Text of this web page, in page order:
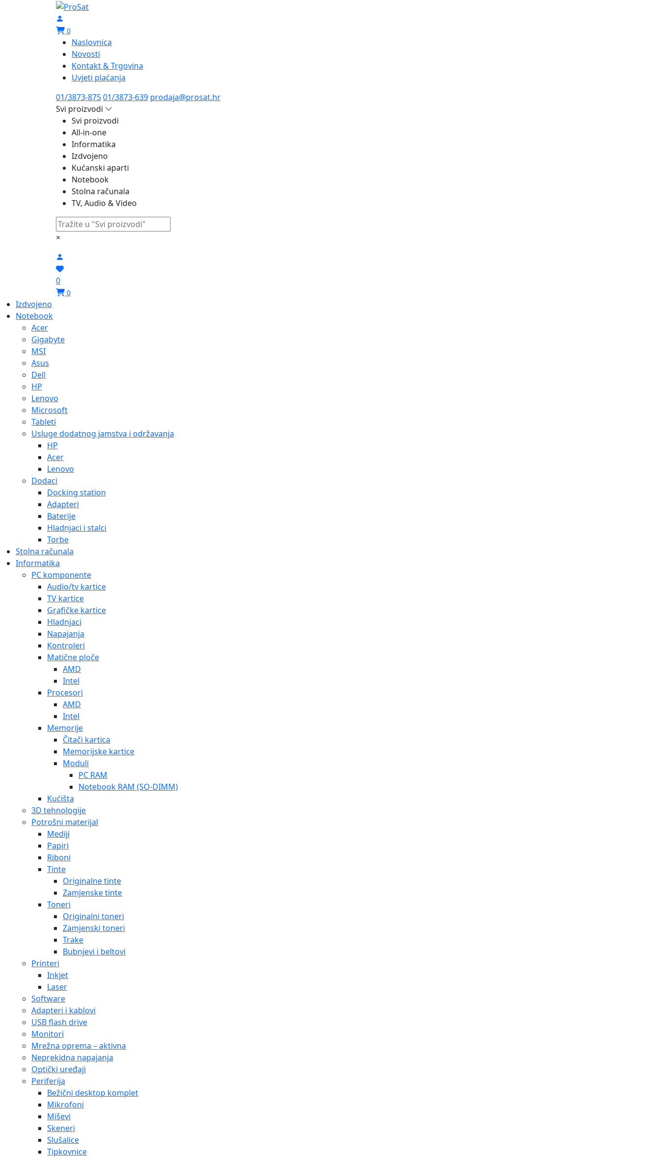
0
Naslovnica
Novosti
Kontakt & Trgovina
Uvjeti plaćanja
01/3873-87501/3873-639 prodaja@prosat.hr
Svi proizvodi
Svi proizvodi
All-in-one
Informatika
Izdvojeno
Kućanski aparti
Notebook
Stolna računala
TV, Audio & Video
×
0
0
Izdvojeno
Notebook
Acer
Gigabyte
MSI
Asus
Dell
HP
Lenovo
Microsoft
Tableti
Usluge dodatnog jamstva i održavanja
HP
Acer
Lenovo
Dodaci
Docking station
Adapteri
Baterije
Hladnjaci i stalci
Torbe
Stolna računala
Informatika
PC komponente
Audio/tv kartice
TV kartice
Grafičke kartice
Hladnjaci
Napajanja
Kontroleri
Matične ploče
AMD
Intel
Procesori
AMD
Intel
Memorije
Čitači kartica
Memorijske kartice
Moduli
PC RAM
Notebook RAM (SO-DIMM)
Kućišta
3D tehnologije
Potrošni materijal
Mediji
Papiri
Riboni
Tinte
Originalne tinte
Zamjenske tinte
Toneri
Originalni toneri
Zamjenski toneri
Trake
Bubnjevi i beltovi
Printeri
Inkjet
Laser
Software
Adapteri i kablovi
USB flash drive
Monitori
Mrežna oprema – aktivna
Neprekidna napajanja
Optički uređaji
Periferija
Bežični desktop komplet
Mikrofoni
Miševi
Skeneri
Slušalice
Tipkovnice